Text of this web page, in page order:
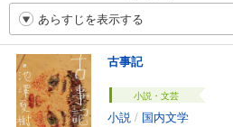
あらすじを表示する
古事記
小説・文芸
小説 / 国内文学